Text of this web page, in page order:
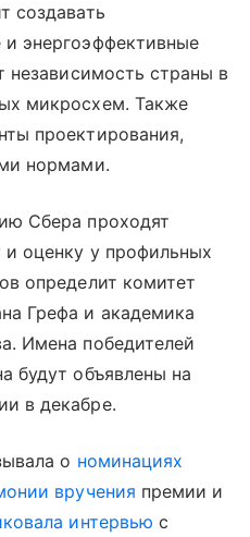
создавать
энергоэффективные
независимость страны в
микросхем. Также
проектирования,
нормами.
Сбера проходят
и оценку у профильных
определит комитет
Грефа и академика
Имена победителей
будут объявлены на
в декабре.
о номинациях
вручения премии и
интервью с